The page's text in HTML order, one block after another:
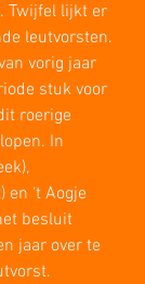
Twijfel lijkt er
leutvorsten.
vorig jaar
stuk voor
roerige
In
‘t Aogje
besluit
jaar over te